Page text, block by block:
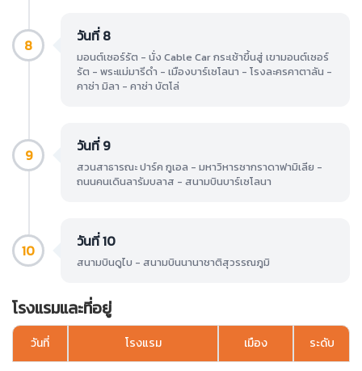
8 วันที่ 8
มอนต์เซอร์รัต - นั่ง Cable Car กระเช้าขึ้นสู่ เขามอนต์เซอร์
รัต - พระแม่มารีดำ - เมืองบาร์เซโลนา - โรงละครคาตาลัน -
คาซ่า มิลา - คาซ่า บัตโล่
9 วันที่ 9
สวนสาธารณะ ปาร์ค กูเอล - มหาวิหารซากราดาฟามิเลีย -
ถนนคนเดินลารัมบลาส - สนามบินบาร์เซโลนา
10 วันที่ 10
สนามบินดูไบ - สนามบินนานาชาติสุวรรณภูมิ
โรงแรมและที่อยู่
วันที่ โรงแรม เมือง ระดับ